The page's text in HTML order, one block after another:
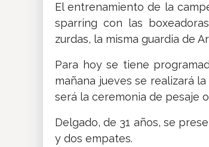
El entrenamiento de la
sparring con las
zurdas, la misma guardia de
Para hoy se tiene
mañana jueves se realizará
será la ceremonia de pesaje
Delgado, de 31 años, se
y dos empates.